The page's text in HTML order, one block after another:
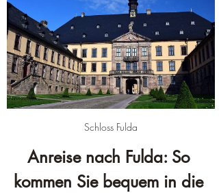
Schloss Fulda
Anreise nach Fulda: So
kommen Sie bequem in die